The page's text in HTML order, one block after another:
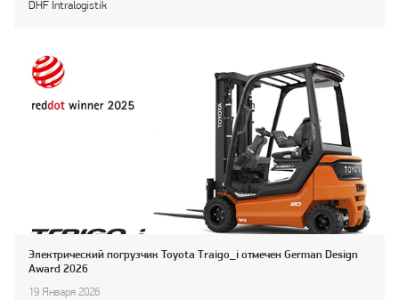
DHF Intralogistik
Электрический погрузчик Toyota Traigo_i отмечен German Design
Award 2026
19 Января 2026